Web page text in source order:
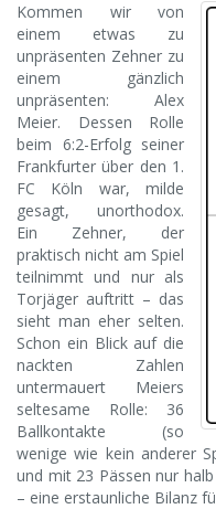
Kommen wir von
einem etwas zu
unpräsenten Zehner zu
einem gänzlich
unpräsenten: Alex
Meier. Dessen Rolle
beim 6:2-Erfolg seiner
Frankfurter über den 1.
FC Köln war, milde
gesagt, unorthodox.
Ein Zehner, der
praktisch nicht am Spiel
teilnimmt und nur als
Torjäger auftritt – das
sieht man eher selten.
Schon ein Blick auf die
nackten Zahlen
untermauert Meiers
seltesame Rolle: 36
Ballkontakte (so
wenige wie kein anderer
und mit 23 Pässen nur
– eine erstaunliche Bilanz